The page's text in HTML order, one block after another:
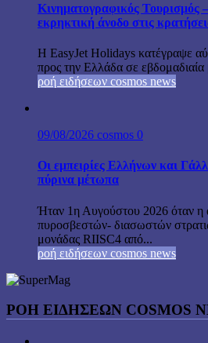
Κινηματογραφικός Τουρισμός
εκρηκτική άνοδο στις
Η EasyJet Holidays κατέγραψε
προς την Ελλάδα σε
ροή ειδήσεων cosmos news
09/08/2026 cosmos 0
Οι εμπειρίες Ελλήνων και
πύρινα μέτωπα
Ήταν 1η Αυγούστου 2026 όταν η
πυροσβεστών- διασωστών
μονάδας RIISC4 από...
ροή ειδήσεων cosmos news
ΡΟΉ ΕΙΔΉΣΕΩΝ COSMOS